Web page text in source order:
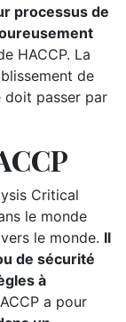
processus de
HACCP. La
de
doit passer par
Critical
le monde
le monde. Il
de sécurité
à
a pour